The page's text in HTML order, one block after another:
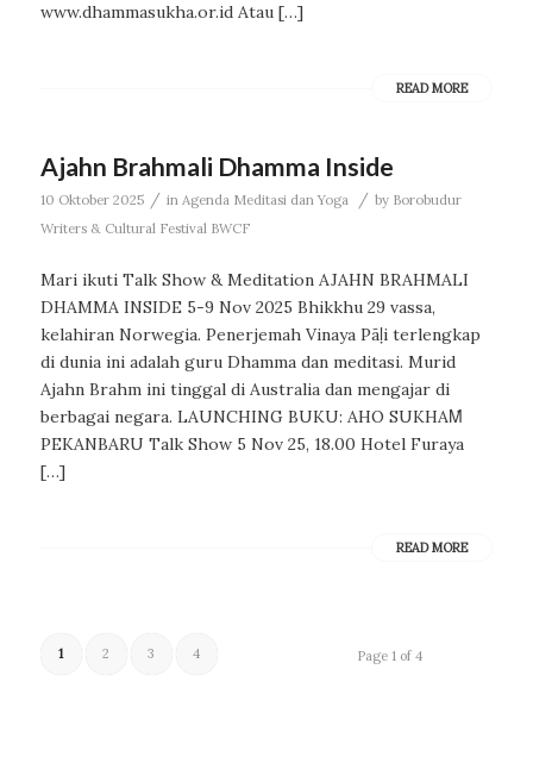
www.dhammasukha.or.id Atau […]
READ MORE
Ajahn Brahmali Dhamma Inside
10 Oktober 2025 / in Agenda Meditasi dan Yoga / by Borobudur
Writers & Cultural Festival BWCF
Mari ikuti Talk Show & Meditation AJAHN BRAHMALI
DHAMMA INSIDE 5-9 Nov 2025 Bhikkhu 29 vassa,
kelahiran Norwegia. Penerjemah Vinaya Pāḷi terlengkap
di dunia ini adalah guru Dhamma dan meditasi. Murid
Ajahn Brahm ini tinggal di Australia dan mengajar di
berbagai negara. LAUNCHING BUKU: AHO SUKHAṀ
PEKANBARU Talk Show 5 Nov 25, 18.00 Hotel Furaya
[…]
READ MORE
Page 1 of 4
1 2 3 4